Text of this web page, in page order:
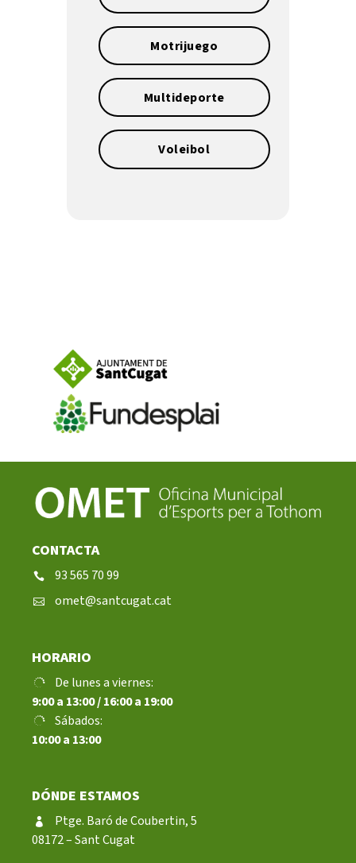
Motrijuego
Multideporte
Voleibol
CONTACTA
93 565 70 99
omet@santcugat.cat
HORARIO
De lunes a viernes:
9:00 a 13:00 / 16:00 a 19:00
Sábados:
10:00 a 13:00
DÓNDE ESTAMOS
Ptge. Baró de Coubertin, 5
08172 – Sant Cugat